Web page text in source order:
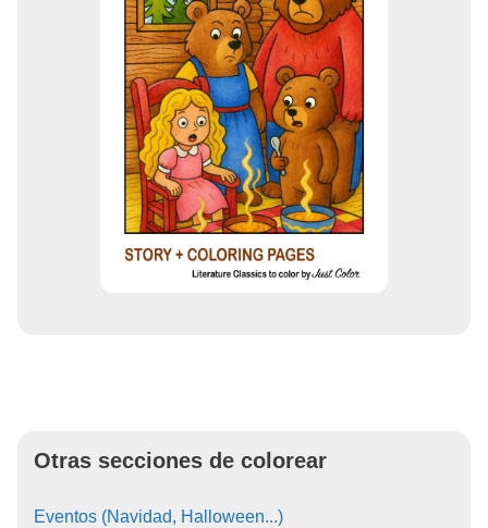
Otras secciones de colorear
Eventos (Navidad, Halloween...)